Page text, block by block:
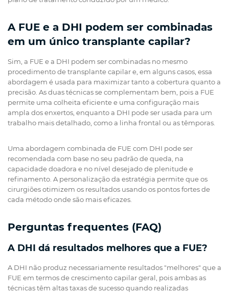
A FUE e a DHI podem ser combinadas
em um único transplante capilar?
Sim, a FUE e a DHI podem ser combinadas no mesmo
procedimento de transplante capilar e, em alguns casos, essa
abordagem é usada para maximizar tanto a cobertura quanto a
precisão. As duas técnicas se complementam bem, pois a FUE
permite uma colheita eficiente e uma configuração mais
ampla dos enxertos, enquanto a DHI pode ser usada para um
trabalho mais detalhado, como a linha frontal ou as têmporas.
Uma abordagem combinada de FUE com DHI pode ser
recomendada com base no seu padrão de queda, na
capacidade doadora e no nível desejado de plenitude e
refinamento. A personalização da estratégia permite que os
cirurgiões otimizem os resultados usando os pontos fortes de
cada método onde são mais eficazes.
Perguntas frequentes (FAQ)
A DHI dá resultados melhores que a FUE?
A DHI não produz necessariamente resultados "melhores" que a
FUE em termos de crescimento capilar geral, pois ambas as
técnicas têm altas taxas de sucesso quando realizadas